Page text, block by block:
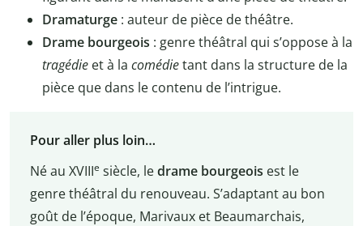
Dramaturge : auteur de pièce de théâtre.
Drame bourgeois : genre théâtral qui s’oppose à la
tragédie et à la comédietant dans la structure de la
pièce que dans le contenu de l’intrigue.
Pour aller plus loin…
Né au XVIIIe siècle, ledrame bourgeois est le
genre théâtral du renouveau. S’adaptant au bon
goût de l’époque, Marivaux et Beaumarchais,